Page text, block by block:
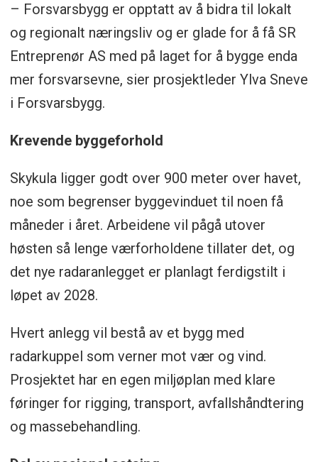
– Forsvarsbygg er opptatt av å bidra til lokalt
og regionalt næringsliv og er glade for å få SR
Entreprenør AS med på laget for å bygge enda
mer forsvarsevne, sier prosjektleder Ylva Sneve
i Forsvarsbygg.
Krevende byggeforhold
Skykula ligger godt over 900 meter over havet,
noe som begrenser byggevinduet til noen få
måneder i året. Arbeidene vil pågå utover
høsten så lenge værforholdene tillater det, og
det nye radaranlegget er planlagt ferdigstilt i
løpet av 2028.
Hvert anlegg vil bestå av et bygg med
radarkuppel som verner mot vær og vind.
Prosjektet har en egen miljøplan med klare
føringer for rigging, transport, avfallshåndtering
og massebehandling.